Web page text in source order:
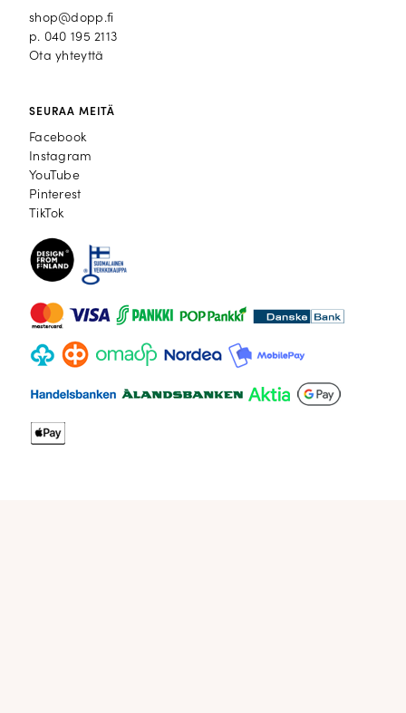
shop@dopp.fi
p. 040 195 2113
Ota yhteyttä
SEURAA MEITÄ
Facebook
Facebook
Instagram
Instagram
YouTube
YouTube
Pinterest
Pinterest
TikTok
TikTok